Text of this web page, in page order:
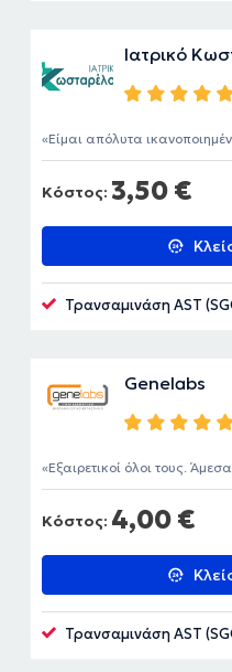
Ιατρικό
Κόστος: 3,50 €
Είμαι απόλυτα
Τρανσαμινάση AST
Genelabs
Κόστος: 4,00 €
Εξαιρετικοί όλοι τους.
Τρανσαμινάση AST